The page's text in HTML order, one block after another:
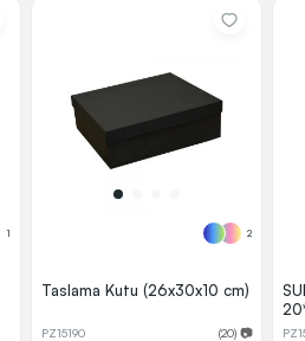
1 2
Taslama Kutu (26x30x10 cm)
PZ15190 (20) 📷